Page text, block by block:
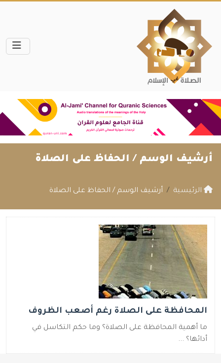
أرشيف الوسم / الحفاظ على الصلاة
الرئيسية أرشيف الوسم / الحفاظ على الصلاة
المحافظة على الصلاة رغم أصعب الظروف
ما أهمية المحافظة على الصلاة؟ وما حكم التكاسل في
أدائها؟ ...